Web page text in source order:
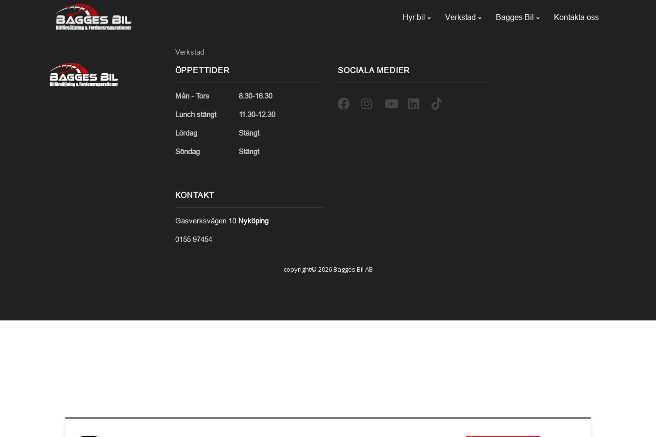
Hyr bil Verkstad Bagges Bil Kontakta oss
Verkstad
ÖPPETTIDER
Mån - Tors 8.30-16.30
Lunch stängt 11.30-12.30
Lördag Stängt
Söndag Stängt
KONTAKT
Gasverksvägen 10 Nyköping
0155 97454
SOCIALA MEDIER
copyright© 2026Bagges Bil AB